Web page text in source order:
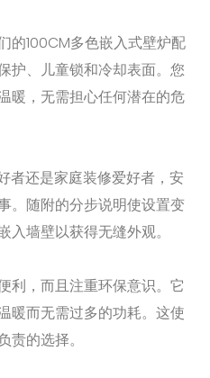
的100CM多色嵌入式壁炉配
护、儿童锁和冷却表面。您
暖，无需担心任何潜在的危
者还是家庭装修爱好者，安
。随附的分步说明使设置变
墙壁以获得无缝外观。
利，而且注重环保意识。它
暖而无需过多的功耗。这使
的选择。